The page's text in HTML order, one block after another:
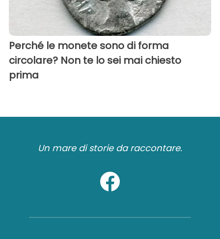
Perché le monete sono di forma
circolare? Non te lo sei mai chiesto
prima
Un mare di storie da raccontare.